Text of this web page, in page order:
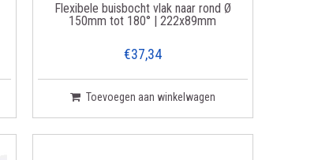
Flexibele buisbocht vlak naar rond Ø
150mm tot 180° | 222x89mm
€37,34
Toevoegen aan winkelwagen